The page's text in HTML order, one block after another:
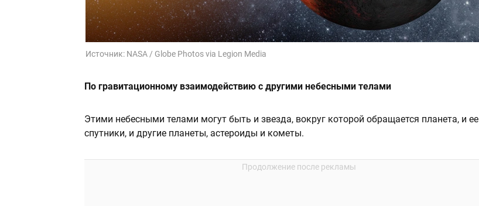
Источник: NASA / Globe Photos via Legion Media
По гравитационному взаимодействию с другими небесными телами
Этими небесными телами могут быть и звезда, вокруг которой обращается планета, и ее
спутники, и другие планеты, астероиды и кометы.